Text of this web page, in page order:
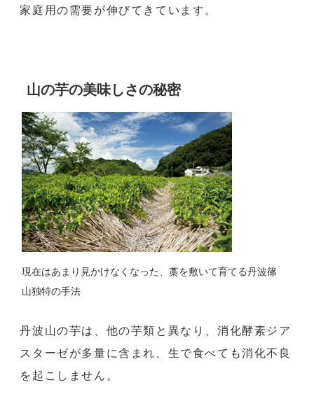
家庭用の需要が伸びてきています。
山の芋の美味しさの秘密
現在はあまり見かけなくなった、藁を敷いて育てる丹波篠
山独特の手法
丹波山の芋は、他の芋類と異なり、消化酵素ジア
スターゼが多量に含まれ、生で食べても消化不良
を起こしません。